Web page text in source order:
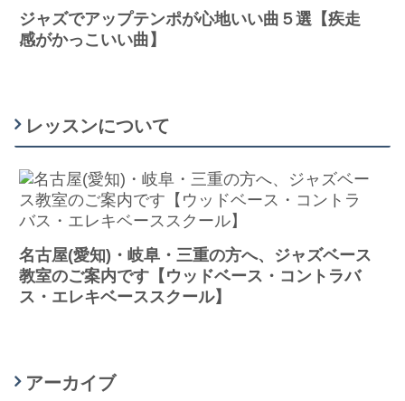
ジャズでアップテンポが心地いい曲５選【疾走
感がかっこいい曲】
レッスンについて
名古屋(愛知)・岐阜・三重の方へ、ジャズベース
教室のご案内です【ウッドベース・コントラバ
ス・エレキベーススクール】
アーカイブ